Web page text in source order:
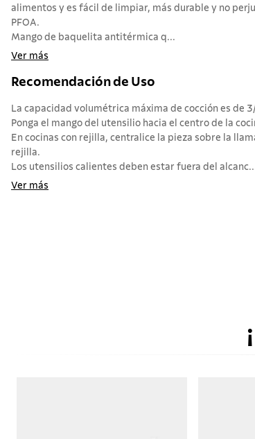
alimentos y es fácil de limpiar, más durable y no
PFOA.
Mango de baquelita antitérmica q...
Ver más
Recomendación de Uso
La capacidad volumétrica máxima de cocción es de
Ponga el mango del utensilio hacia el centro de la
En cocinas con rejilla, centralice la pieza sobre la
rejilla.
Los utensilios calientes deben estar fuera del
Ver más